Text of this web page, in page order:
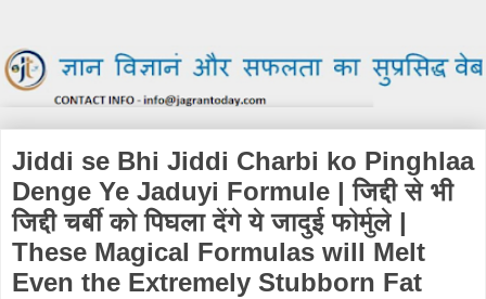
Jiddi se Bhi Jiddi Charbi ko Pinghlaa
Denge Ye Jaduyi Formule | जिद्दी से भी
जिद्दी चर्बी को पिघला देंगे ये जादुई फोर्मुले |
These Magical Formulas will Melt
Even the Extremely Stubborn Fat